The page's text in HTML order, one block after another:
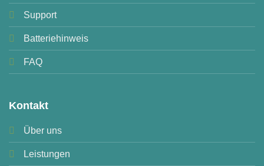
Support
Batteriehinweis
FAQ
Kontakt
Über uns
Leistungen